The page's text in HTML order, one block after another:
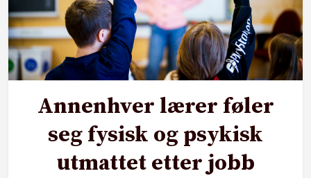
Annenhver lærer føler
seg fysisk og psykisk
utmattet etter jobb